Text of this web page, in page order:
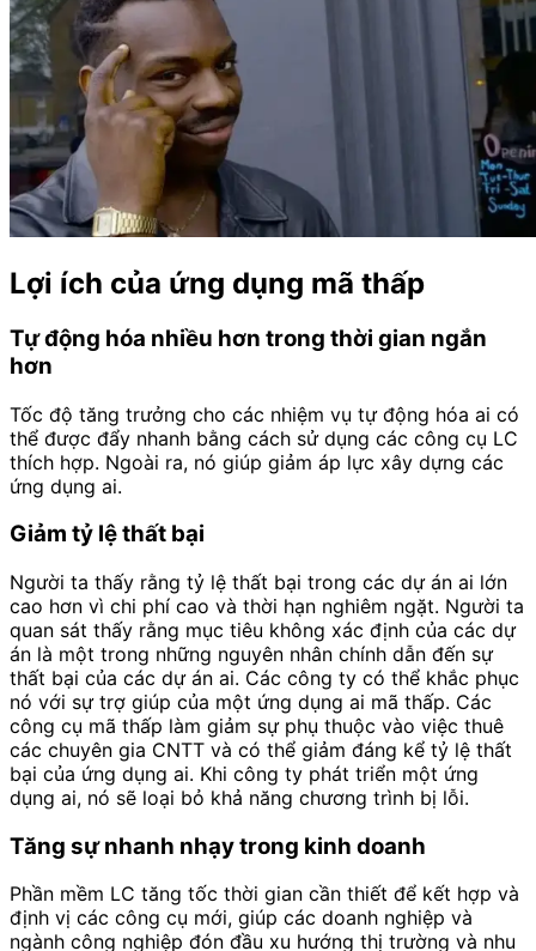
Lợi ích của ứng dụng mã thấp
Tự động hóa nhiều hơn trong thời gian ngắn
hơn
Tốc độ tăng trưởng cho các nhiệm vụ tự động hóa ai có
thể được đẩy nhanh bằng cách sử dụng các công cụ LC
thích hợp. Ngoài ra, nó giúp giảm áp lực xây dựng các
ứng dụng ai.
Giảm tỷ lệ thất bại
Người ta thấy rằng tỷ lệ thất bại trong các dự án ai lớn
cao hơn vì chi phí cao và thời hạn nghiêm ngặt. Người ta
quan sát thấy rằng mục tiêu không xác định của các dự
án là một trong những nguyên nhân chính dẫn đến sự
thất bại của các dự án ai. Các công ty có thể khắc phục
nó với sự trợ giúp của một ứng dụng ai mã thấp. Các
công cụ mã thấp làm giảm sự phụ thuộc vào việc thuê
các chuyên gia CNTT và có thể giảm đáng kể tỷ lệ thất
bại của ứng dụng ai. Khi công ty phát triển một ứng
dụng ai, nó sẽ loại bỏ khả năng chương trình bị lỗi.
Tăng sự nhanh nhạy trong kinh doanh
Phần mềm LC tăng tốc thời gian cần thiết để kết hợp và
định vị các công cụ mới, giúp các doanh nghiệp và
ngành công nghiệp đón đầu xu hướng thị trường và nhu